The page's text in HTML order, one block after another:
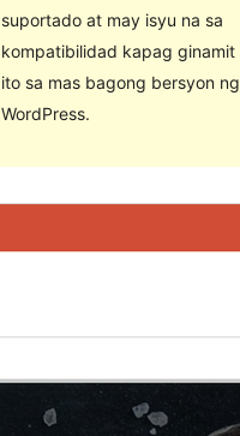
suportado at may isyu na sa
kompatibilidad kapag ginamit
ito sa mas bagong bersyon ng
WordPress.